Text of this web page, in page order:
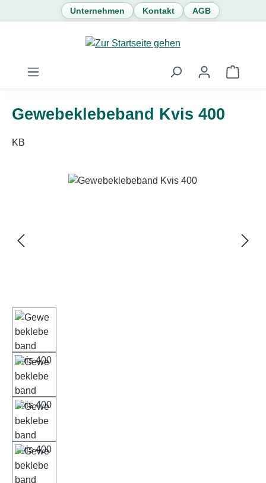
Zum Hauptinhalt springen
Unternehmen Kontakt AGB
Gewebeklebeband Kvis 400
KB
Bildergalerie überspringen